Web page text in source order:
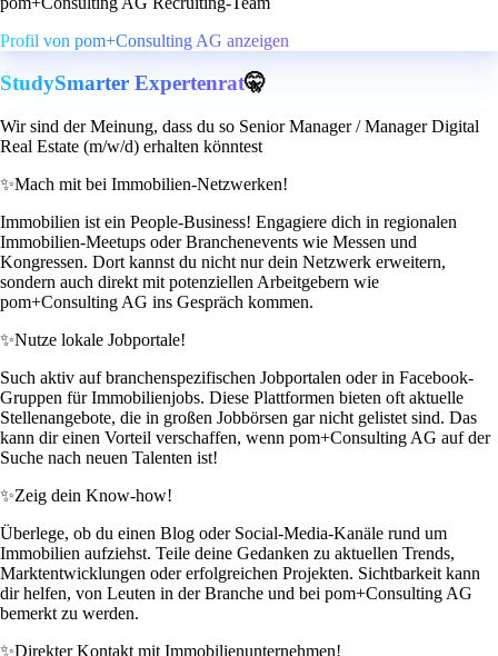
Profil von pom+Consulting AG anzeigen
StudySmarter Expertenrat🤫
Wir sind der Meinung, dass du so Senior Manager / Manager Digital
Real Estate (m/w/d) erhalten könntest
✨Mach mit bei Immobilien-Netzwerken!
Immobilien ist ein People-Business! Engagiere dich in regionalen
Immobilien-Meetups oder Branchenevents wie Messen und
Kongressen. Dort kannst du nicht nur dein Netzwerk erweitern,
sondern auch direkt mit potenziellen Arbeitgebern wie
pom+Consulting AG ins Gespräch kommen.
✨Nutze lokale Jobportale!
Such aktiv auf branchenspezifischen Jobportalen oder in Facebook-
Gruppen für Immobilienjobs. Diese Plattformen bieten oft aktuelle
Stellenangebote, die in großen Jobbörsen gar nicht gelistet sind. Das
kann dir einen Vorteil verschaffen, wenn pom+Consulting AG auf der
Suche nach neuen Talenten ist!
✨Zeig dein Know-how!
Überlege, ob du einen Blog oder Social-Media-Kanäle rund um
Immobilien aufziehst. Teile deine Gedanken zu aktuellen Trends,
Marktentwicklungen oder erfolgreichen Projekten. Sichtbarkeit kann
dir helfen, von Leuten in der Branche und bei pom+Consulting AG
bemerkt zu werden.
✨Direkter Kontakt mit Immobilienunternehmen!